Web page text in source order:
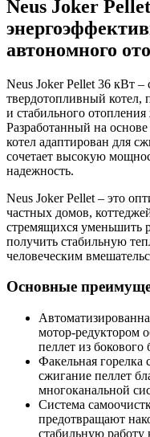
Neus Joker
автономного
Neus Joker Pellet 36 кВт
твердотопливный котел,
и стабильного
Разработанный на
котел адаптирован для
сочетает высокую
надежность.
Neus Joker Pellet – это
частных домов,
стремящихся уменьшить
получить стабильную
человеческим
Основные
мотор-редуктором
пеллет из бокового
Факельная
сжигание пеллет
многоканальной
Система
предотвращают
стабильную работу